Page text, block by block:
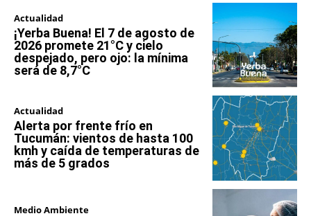
Actualidad
¡Yerba Buena! El 7 de agosto de
2026 promete 21°C y cielo
despejado, pero ojo: la mínima
será de 8,7°C
Actualidad
Alerta por frente frío en
Tucumán: vientos de hasta 100
kmh y caída de temperaturas de
más de 5 grados
Medio Ambiente